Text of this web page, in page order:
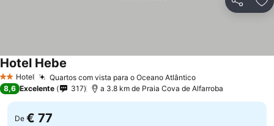
Partilhar
2 Estrelas
Hotel Quartos com vista para o Oceano AtlânticoVer preços
Hotel Hebe
8,6 Excelente 317 a 3.8 km de Praia Cova de Alfarroba
De € 77